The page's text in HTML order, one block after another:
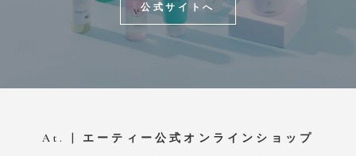
公式サイトへ
At. | エーティー公式オンラインショップ